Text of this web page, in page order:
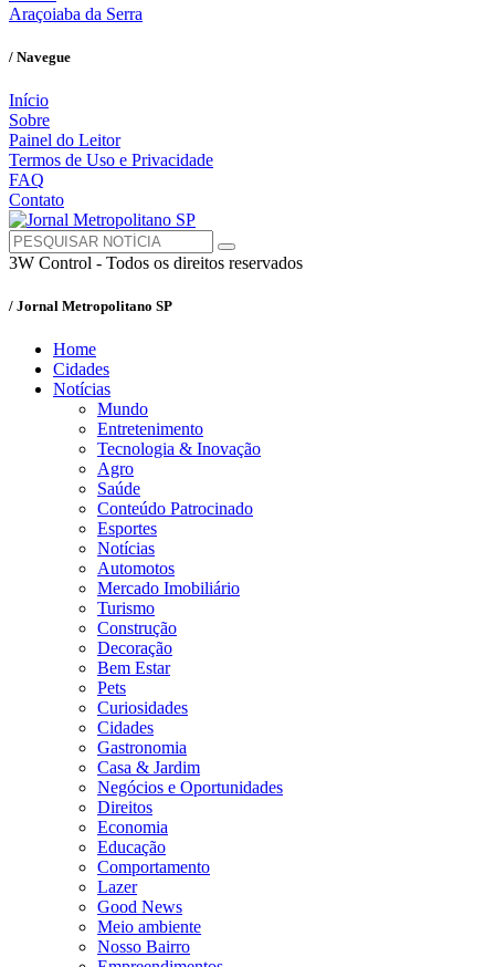
Araçoiaba da Serra
/ Navegue
Início
Sobre
Painel do Leitor
Termos de Uso e Privacidade
FAQ
Contato
3W Control - Todos os direitos reservados
/ Jornal Metropolitano SP
Home
Cidades
Notícias
Mundo
Entretenimento
Tecnologia & Inovação
Agro
Saúde
Conteúdo Patrocinado
Esportes
Notícias
Automotos
Mercado Imobiliário
Turismo
Construção
Decoração
Bem Estar
Pets
Curiosidades
Cidades
Gastronomia
Casa & Jardim
Negócios e Oportunidades
Direitos
Economia
Educação
Comportamento
Lazer
Good News
Meio ambiente
Nosso Bairro